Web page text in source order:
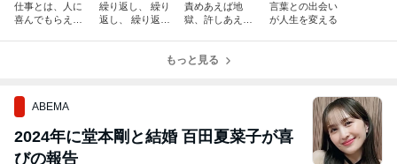
仕事とは、人に
喜んでもらえる
繰り返し、 繰り
返し、 繰り返し
責めあえば地
獄、許しあえば
言葉との出会い
が人生を変える
もっと見る
ABEMA
2024年に堂本剛と結婚 百田夏菜子が喜
びの報告